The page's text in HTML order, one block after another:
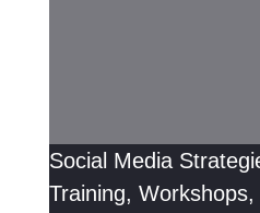
Social Media
Training,